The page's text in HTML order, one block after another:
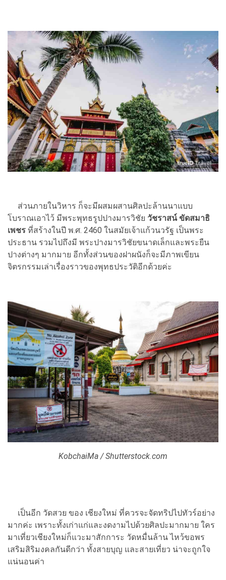
ส่วนภายในวิหาร ก็จะมีผสมผสานศิลปะล้านนาแบบ
โบราณเอาไว้ มีพระพุทธรูปปางมารวิชัย วัชราสน์ ขัดสมาธิ
เพชร ที่สร้างในปี พ.ศ. 2460 ในสมัยเจ้าแก้วนวรัฐ เป็นพระ
ประธาน รวมไปถึงมี พระปางมารวิชัยขนาดเล็กและพระยืน
ปางต่างๆ มากมาย อีกทั้งส่วนของฝาผนังก็จะมีภาพเขียน
จิตรกรรมเล่าเรื่องราวของพุทธประวัติอีกด้วยค่ะ
KobchaiMa / Shutterstock.com
เป็นอีก วัดสวย ของ เชียงใหม่ ที่ควรจะจัดทริปไปทัวร์อย่าง
มากค่ะ เพราะทั้งเก่าแก่และงดงามไปด้วยศิลปะมากมาย ใคร
มาเที่ยวเชียงใหม่ก็แวะมาสักการะ วัดหมื่นล้าน ไหว้ขอพร
เสริมสิริมงคลกันดีกว่า ทั้งสายบุญ และสายเที่ยว น่าจะถูกใจ
แน่นอนค่า